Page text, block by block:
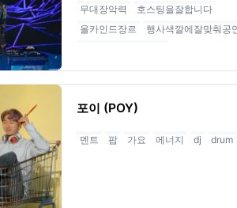
무대장악력
호스팅을잘합니다
올카인드장르
행사색깔에잘맞춰공
포이 (POY)
멘트 팝 가요 에너지 dj drum